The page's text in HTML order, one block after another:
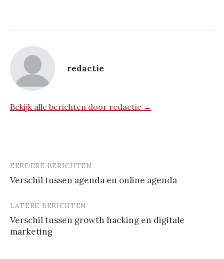
redactie
Bekijk alle berichten door redactie →
Berichtnavigatie
EERDERE BERICHTEN
Verschil tussen agenda en online agenda
LATERE BERICHTEN
Verschil tussen growth hacking en digitale
marketing